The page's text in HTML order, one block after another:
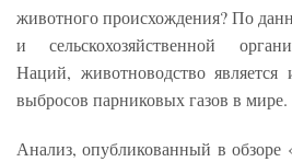
животного происхождения? По
и сельскохозяйственной
Наций, животноводство является
выбросов парниковых газов в мире.
Анализ, опубликованный в обзоре